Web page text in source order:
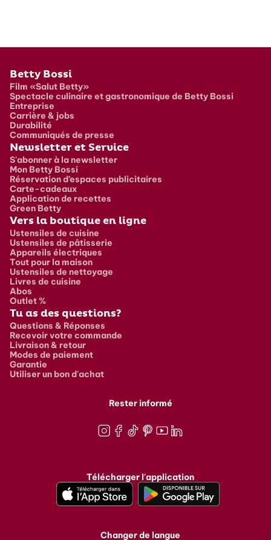
Pied de page
Betty Bossi
Film «Salut Betty»
Spectacle culinaire et gastronomique de Betty Bossi
Entreprise
Carrière & jobs
Durabilité
Communiqués de presse
Newsletter et Service
S'abonner à la newsletter
Mon Betty Bossi
Réservation d’espaces publicitaires
Carte-cadeaux
Application de recettes
Green Betty
Vers la boutique en ligne
Ustensiles de cuisine
Ustensiles de pâtisserie
Appareils électriques
Tout pour la maison
Ustensiles de nettoyage
Livres de cuisine
Abos
Outlet %
Tu as des questions?
Questions & Réponses
Recevoir votre commande
Livraison & retour
Modes de paiement
Garantie
Utiliser un bon d'achat
Rester informé
Télécharger l'application
Changer de langue